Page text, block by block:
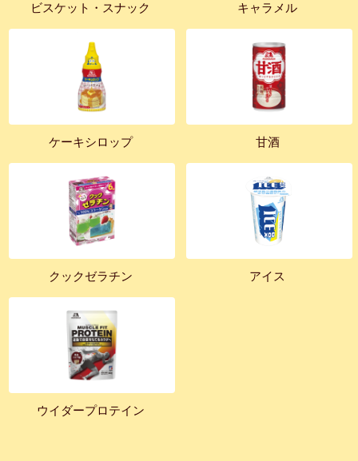
ビスケット・スナック キャラメル
ケーキシロップ 甘酒
クックゼラチン アイス
ウイダープロテイン